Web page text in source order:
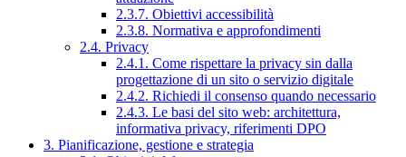
2.3.7. Obiettivi accessibilità
2.3.8. Normativa e approfondimenti
2.4. Privacy
2.4.1. Come rispettare la privacy sin dalla
progettazione di un sito o servizio digitale
2.4.2. Richiedi il consenso quando necessario
2.4.3. Le basi del sito web: architettura,
informativa privacy, riferimenti DPO
3. Pianificazione, gestione e strategia